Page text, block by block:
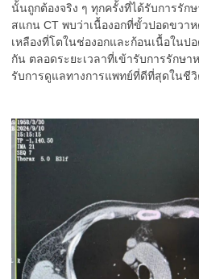
นั้นถูกต้องจริง ๆ ทุกครั้งที่ได้รับการรัก
สแกน CT พบว่าเนื้องอกที่ขั้วปอดขวา
เหลืองที่โตในช่องอกและก้อนเนื้อในป
กัน ตลอดระยะเวลาที่เข้ารับการรักษา
รับการดูแลทางการแพทย์ที่ดีที่สุดในชีวิ